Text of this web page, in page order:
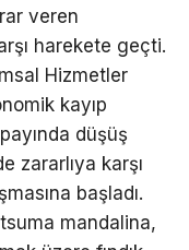
veren
harekete geçti.
Hizmetler
kayıp
düşüş
zararlıya karşı
başladı.
mandalina,